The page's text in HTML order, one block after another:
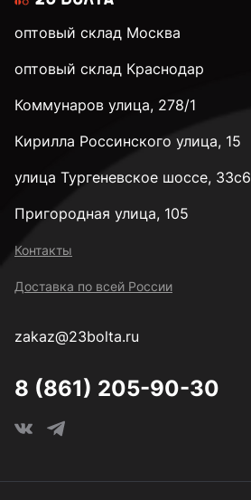
оптовый склад Москва
оптовый склад Краснодар
Коммунаров улица, 278/1
Кирилла Россинского улица, 15
улица Тургеневское шоссе, 33с6
Пригородная улица, 105
Контакты
Доставка по всей России
zakaz@23bolta.ru
8 (861) 205-90-30